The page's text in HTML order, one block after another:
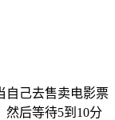
自己去售卖电影票
然后等待5到10分